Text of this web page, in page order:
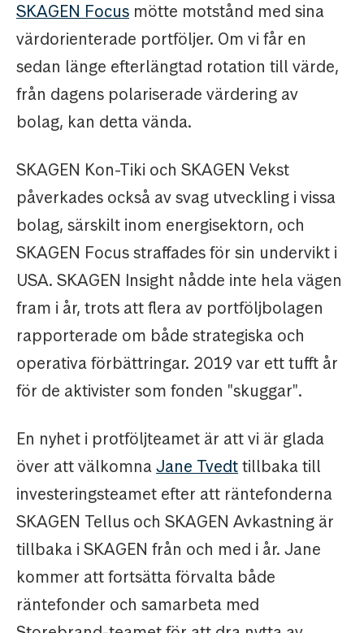
SKAGEN Focus mötte motstånd med sina
värdorienterade portföljer. Om vi får en
sedan länge efterlängtad rotation till värde,
från dagens polariserade värdering av
bolag, kan detta vända.
SKAGEN Kon-Tiki och SKAGEN Vekst
påverkades också av svag utveckling i vissa
bolag, särskilt inom energisektorn, och
SKAGEN Focus straffades för sin undervikt i
USA. SKAGEN Insight nådde inte hela vägen
fram i år, trots att flera av portföljbolagen
rapporterade om både strategiska och
operativa förbättringar. 2019 var ett tufft år
för de aktivister som fonden "skuggar".
En nyhet i protföljteamet är att vi är glada
över att välkomnaJane Tvedttillbaka till
investeringsteamet efter att räntefonderna
SKAGEN Tellus och SKAGEN Avkastning är
tillbaka i SKAGEN från och med i år. Jane
kommer att fortsätta förvalta både
räntefonder och samarbeta med